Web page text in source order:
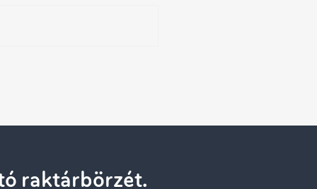
raktárbörzét.